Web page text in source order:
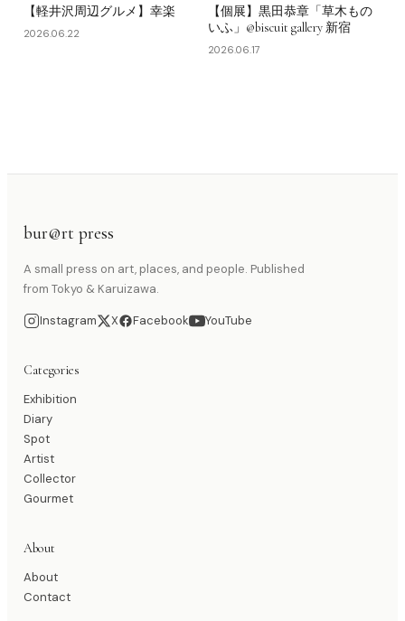
【軽井沢周辺グルメ】幸楽
2026.06.22
【個展】黒田恭章「草木もの
いふ」@biscuit gallery 新宿
2026.06.17
bur@rt press
A small press on art, places, and people. Published
from Tokyo & Karuizawa.
Instagram X Facebook YouTube
Categories
Exhibition
Diary
Spot
Artist
Collector
Gourmet
About
About
Contact